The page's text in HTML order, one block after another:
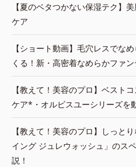
【夏のベタつかない保湿テク】
ケア
【ショート動画】毛穴レスでな
くる！新・高密着なめらかファ
【教えて！美容のプロ】ベスト
ケア*・オルビスユーシリーズを
【教えて！美容のプロ】しっと
イング ジュレウォッシュ」のス
説！